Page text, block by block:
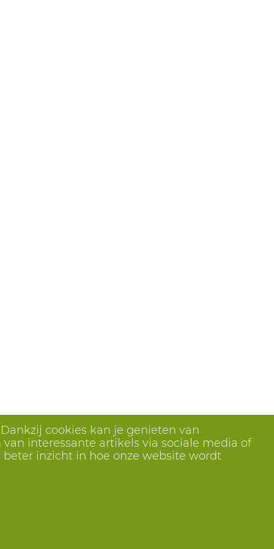
cookies kan je genieten van
interessante artikels via sociale media of
inzicht in hoe onze website wordt